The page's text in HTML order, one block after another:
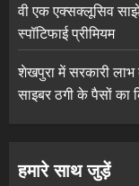
वी एक एक्सक्लूसिव
स्पॉटिफाई प्रीमियम
शेखपुरा में सरकारी
साइबर ठगी के पैसों का
हमारे साथ जुड़ें